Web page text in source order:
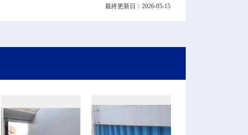
最終更新日：2026-05-15